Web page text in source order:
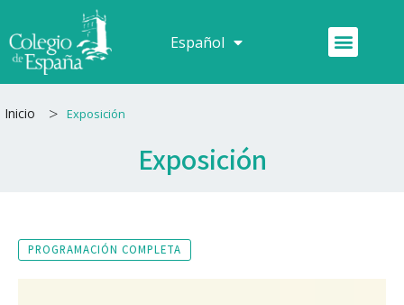
al
contenido
Español
Français Menú
Inicio > Exposición
Exposición
PROGRAMACIÓN COMPLETA